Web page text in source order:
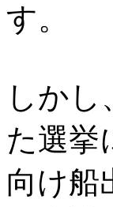
す。
しか
た選挙
向け